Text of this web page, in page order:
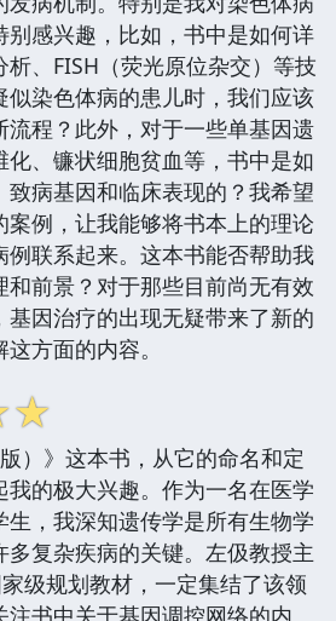
别感兴趣，比如，书中是如何详
、FISH（荧光原位杂交）等技
似染色体病的患儿时，我们应该
流程？此外，对于一些单基因遗
、镰状细胞贫血等，书中是如
病基因和临床表现的？我希望
例，让我能够将书本上的理论
例联系起来。这本书能否帮助我
前景？对于那些目前尚无有效
因治疗的出现无疑带来了新的
方面的内容。
☆
）》这本书，从它的命名和定
的极大兴趣。作为一名在医学
，我深知遗传学是所有生物学
多复杂疾病的关键。左伋教授主
级规划教材，一定集结了该领
书中关于基因调控网络的内